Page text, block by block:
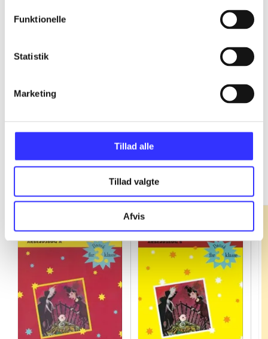
Funktionelle
Statistik
Marketing
Tillad alle
Tillad valgte
Afvis
Fandango - dansk for 3. klasse